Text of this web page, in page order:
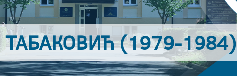
(1979-1984)